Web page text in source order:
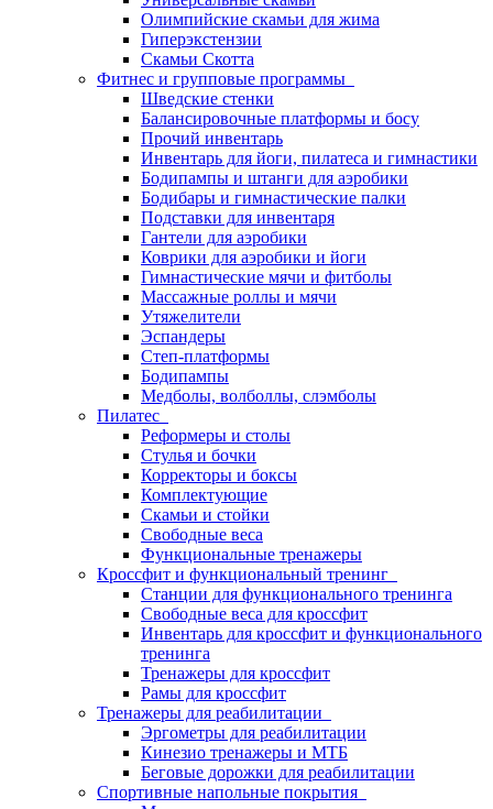
Олимпийские скамьи для жима
Гиперэкстензии
Скамьи Скотта
Фитнес и групповые программы
Шведские стенки
Балансировочные платформы и босу
Прочий инвентарь
Инвентарь для йоги, пилатеса и гимнастики
Бодипампы и штанги для аэробики
Бодибары и гимнастические палки
Подставки для инвентаря
Гантели для аэробики
Коврики для аэробики и йоги
Гимнастические мячи и фитболы
Массажные роллы и мячи
Утяжелители
Эспандеры
Степ-платформы
Бодипампы
Медболы, волболлы, слэмболы
Пилатес
Реформеры и столы
Стулья и бочки
Корректоры и боксы
Комплектующие
Скамьи и стойки
Свободные веса
Функциональные тренажеры
Кроссфит и функциональный тренинг
Станции для функционального тренинга
Свободные веса для кроссфит
Инвентарь для кроссфит и функционального
тренинга
Тренажеры для кроссфит
Рамы для кроссфит
Тренажеры для реабилитации
Эргометры для реабилитации
Кинезио тренажеры и МТБ
Беговые дорожки для реабилитации
Спортивные напольные покрытия